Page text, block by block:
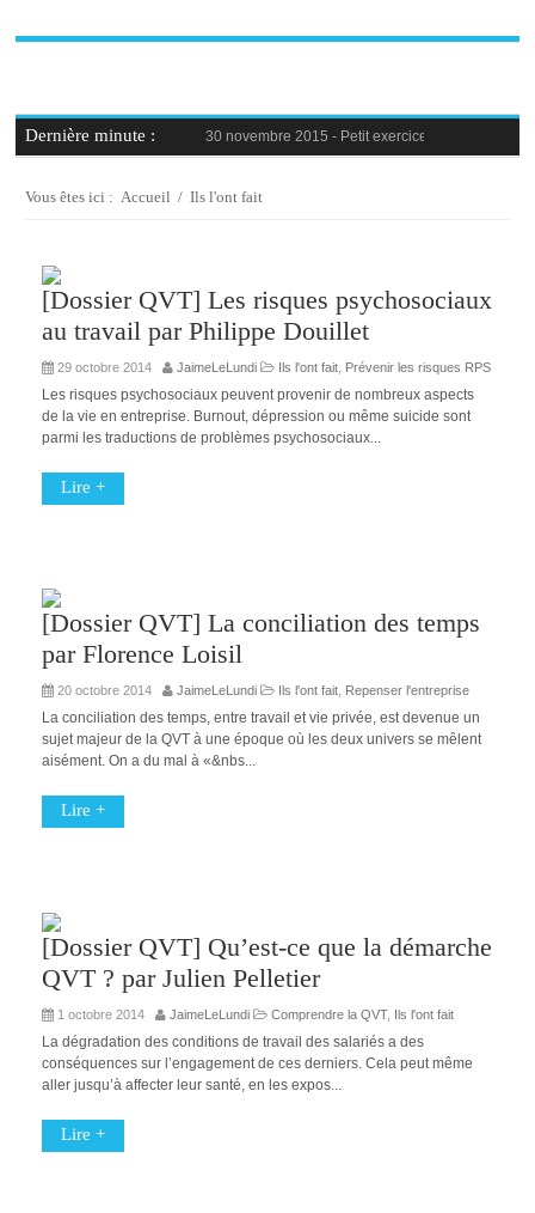
Dernière minute : 30 novembre 2015 - Petit exercice de la semaine
30 novembre 2015 -Blague au bureau #9
23 novembre 2015 -
Vous êtes ici :Accueil /Ils l'ont fait
[Dossier QVT] Les risques psychosociaux
au travail par Philippe Douillet
29 octobre 2014 JaimeLeLundi Ils l'ont fait, Prévenir les risques RPS
Les risques psychosociaux peuvent provenir de nombreux aspects
de la vie en entreprise. Burnout, dépression ou même suicide sont
parmi les traductions de problèmes psychosociaux...
Lire +
[Dossier QVT] La conciliation des temps
par Florence Loisil
20 octobre 2014 JaimeLeLundi Ils l'ont fait, Repenser l'entreprise
La conciliation des temps, entre travail et vie privée, est devenue un
sujet majeur de la QVT à une époque où les deux univers se mêlent
aisément. On a du mal à «&nbs...
Lire +
[Dossier QVT] Qu’est-ce que la démarche
QVT ? par Julien Pelletier
1 octobre 2014 JaimeLeLundi Comprendre la QVT, Ils l'ont fait
La dégradation des conditions de travail des salariés a des
conséquences sur l’engagement de ces derniers. Cela peut même
aller jusqu’à affecter leur santé, en les expos...
Lire +